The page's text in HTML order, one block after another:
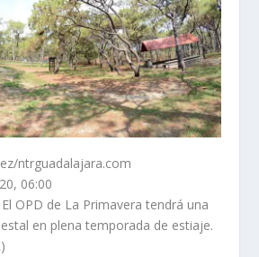
ntrguadalajara.com
06:00
OPD de La Primavera tendrá una
en plena temporada de estiaje.